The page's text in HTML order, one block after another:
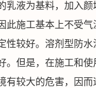
液为基料，加入
此施工基本上不受
性较好。溶剂型防
。但是，在施工和
较大的危害，因而